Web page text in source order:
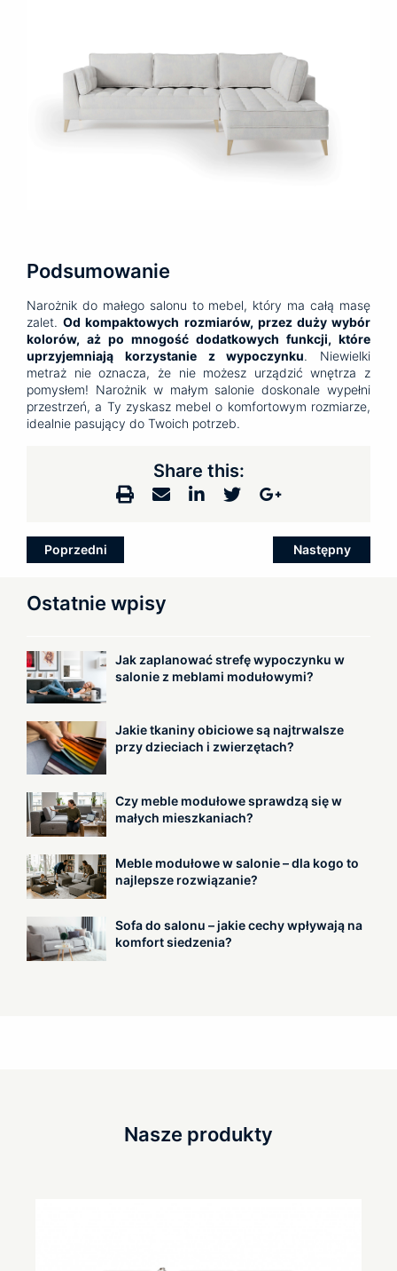
Podsumowanie
Narożnik do małego salonu to mebel, który ma całą masę
zalet.Od kompaktowych rozmiarów, przez duży wybór
kolorów, aż po mnogość dodatkowych funkcji, które
uprzyjemniają korzystanie z wypoczynku. Niewielki
metraż nie oznacza, że nie możesz urządzić wnętrza z
pomysłem! Narożnik w małym salonie doskonale wypełni
przestrzeń, a Ty zyskasz mebel o komfortowym rozmiarze,
idealnie pasujący do Twoich potrzeb.
Share this:
Zobacz
wpisy
Poprzedni Następny
Ostatnie wpisy
Jak zaplanować strefę wypoczynku w
salonie z meblami modułowymi?
Jakie tkaniny obiciowe są najtrwalsze
przy dzieciach i zwierzętach?
Czy meble modułowe sprawdzą się w
małych mieszkaniach?
Meble modułowe w salonie – dla kogo to
najlepsze rozwiązanie?
Sofa do salonu – jakie cechy wpływają na
komfort siedzenia?
Nasze produkty